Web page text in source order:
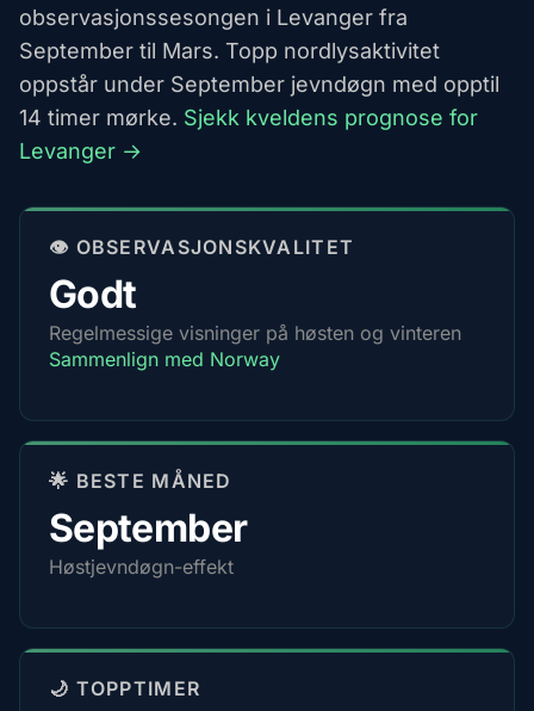
observasjonssesongen i Levanger fra
September til Mars. Topp nordlysaktivitet
oppstår under September jevndøgn med opptil
14 timer mørke. Sjekk kveldens prognose for
Levanger →
👁️ OBSERVASJONSKVALITET
Godt
Regelmessige visninger på høsten og vinteren
Sammenlign med Norway
🌟 BESTE MÅNED
September
Høstjevndøgn-effekt
🌙 TOPPTIMER